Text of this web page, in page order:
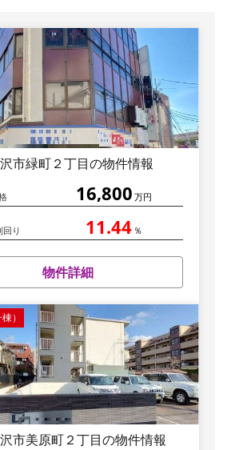
市緑町２丁目の物件情報
16,800 万円
回り 11.44 ％
物件詳細
）
市美原町２丁目の物件情報